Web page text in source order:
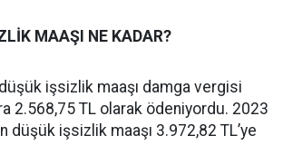
MAAŞI NE KADAR?
düşük işsizlik maaşı damga vergisi
2.568,75 TL olarak ödeniyordu. 2023
düşük işsizlik maaşı 3.972,82 TL’ye